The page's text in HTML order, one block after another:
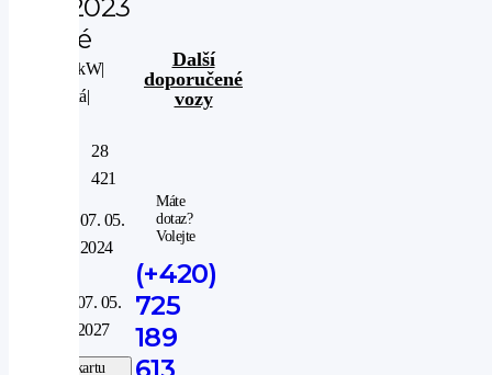
AUT 2023
- tažné
124 kW|
automatická|
28
421
07. 05.
2024
07. 05.
2027
Stáhnout kartu
Další
doporučené
vozy
Máte
dotaz?
Volejte
(+420)
725
189